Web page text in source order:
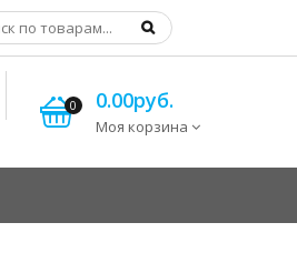
0 0.00руб.
Моя корзина